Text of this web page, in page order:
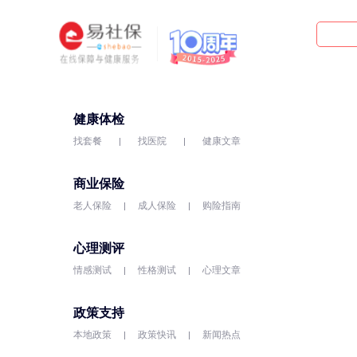
健康体检
找套餐 找医院 健康文章
商业保险
老人保险 成人保险 购险指南
心理测评
情感测试 性格测试 心理文章
政策支持
本地政策 政策快讯 新闻热点